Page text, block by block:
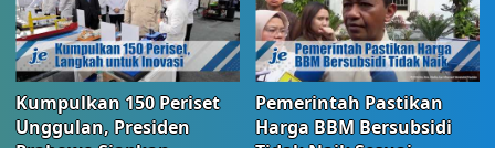
Kumpulkan 150 Periset
Unggulan, Presiden
Pemerintah Pastikan
Harga BBM Bersubsidi